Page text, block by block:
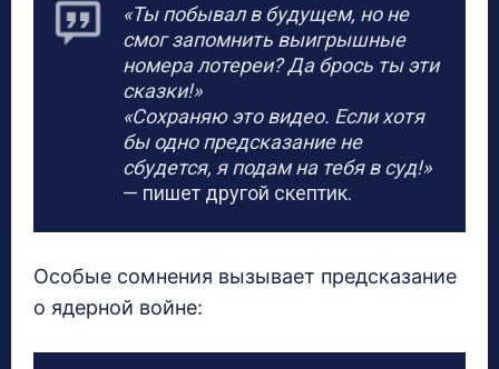
«Ты побывал в будущем, но не
смог запомнить выигрышные
номера лотереи? Да брось ты эти
сказки!»
«Сохраняю это видео. Если хотя
бы одно предсказание не
сбудется, я подам на тебя в суд!»
— пишет другой скептик.
Особые сомнения вызывает предсказание
о ядерной войне: